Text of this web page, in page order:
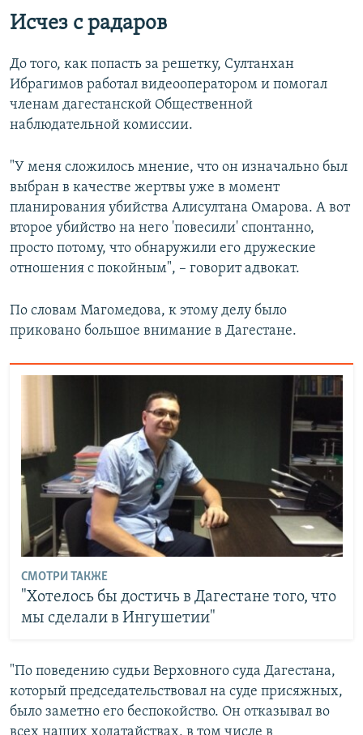
Исчез с радаров
До того, как попасть за решетку, Султанхан
Ибрагимов работал видеооператором и помогал
членам дагестанской Общественной
наблюдательной комиссии.
"У меня сложилось мнение, что он изначально был
выбран в качестве жертвы уже в момент
планирования убийства Алисултана Омарова. А вот
второе убийство на него 'повесили' спонтанно,
просто потому, что обнаружили его дружеские
отношения с покойным", – говорит адвокат.
По словам Магомедова, к этому делу было
приковано большое внимание в Дагестане.
СМОТРИ ТАКЖЕ
"Хотелось бы достичь в Дагестане того, что
мы сделали в Ингушетии"
"По поведению судьи Верховного суда Дагестана,
который председательствовал на суде присяжных,
было заметно его беспокойство. Он отказывал во